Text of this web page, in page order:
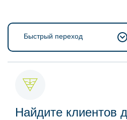
Быстрый переход
Найдите клиентов